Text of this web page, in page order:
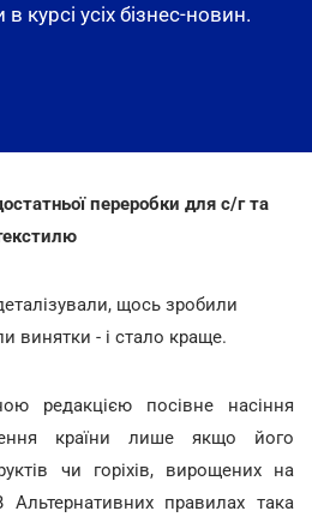
курсі усіх бізнес-новин.
переробки для с/г та
щось зробили
винятки - і стало краще.
редакцією посівне насіння
країни лише якщо його
чи горіхів, вирощених на
Альтернативних правилах така